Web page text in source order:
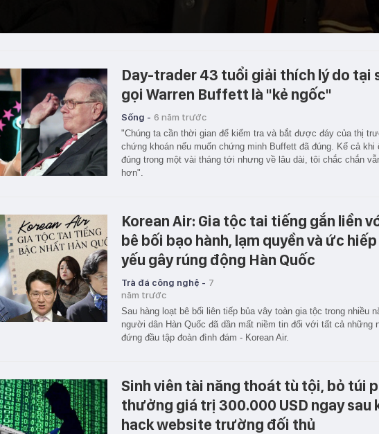
Day-trader 43 tuổi giải thích lý do tại
gọi Warren Buffett là "kẻ ngốc"
Sống - 6 năm trước
"Chúng ta cần thời gian để kiểm tra và bắt được đáy của thị
chứng khoán nếu muốn chứng minh Buffett đã đúng. Kể cả khi
đúng trong một vài tháng tới nhưng về lâu dài, tôi chắc chắn
hơn".
Korean Air: Gia tộc tai tiếng gắn liền
bê bối bạo hành, lạm quyền và ức hiếp
yếu gây rúng động Hàn Quốc
Trà đá công nghệ - 7
năm trước
Sau hàng loạt bê bối liên tiếp bủa vây toàn gia tộc trong nhiều
người dân Hàn Quốc đã dần mất niềm tin đối với tất cả những
đứng đầu tập đoàn đình đám - Korean Air.
Sinh viên tài năng thoát tù tội, bỏ túi
thưởng giá trị 300.000 USD ngay sau
hack website trường đối thủ